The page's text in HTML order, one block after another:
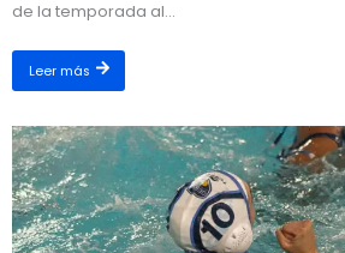
de la temporada al...
Leer más